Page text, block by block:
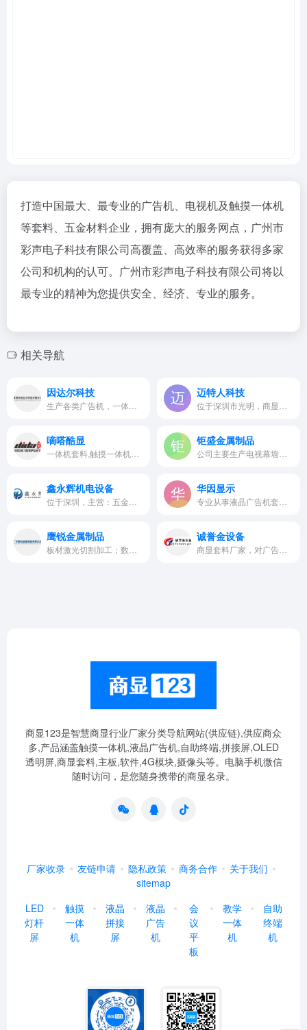
打造中国最大、最专业的广告机、电视机及触摸一体机
等套料、五金材料企业，拥有庞大的服务网点，广州市
彩声电子科技有限公司高覆盖、高效率的服务获得多家
公司和机构的认可。广州市彩声电子科技有限公司将以
最专业的精神为您提供安全、经济、专业的服务。
相关导航
因达尔科技 迈特人科技
嘀嗒酷显 钜盛金属制品
鑫永辉机电设备 华因显示
鹰锐金属制品 诚誉金设备
商显123是智慧商显行业厂家分类导航网站(供应链),供应商众
多,产品涵盖触摸一体机,液晶广告机,自助终端,拼接屏,OLED
透明屏,商显套料,主板,软件,4G模块,摄像头等。电脑手机微信
随时访问，是您随身携带的商显名录。
厂家收录 友链申请 隐私政策 商务合作
关于我们
sitemap
LED
灯杆
屏
触摸
一体
机
液晶
拼接
屏
液晶
广告
机
会
议
平
板
教学
一体
机
自助
终端
机